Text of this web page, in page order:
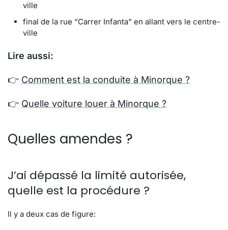
ville
final de la rue “Carrer Infanta” en allant vers le centre-
ville
Lire aussi:
👉 Comment est la conduite à Minorque ?
👉 Quelle voiture louer à Minorque ?
Quelles amendes ?
J’ai dépassé la limité autorisée,
quelle est la procédure ?
Il y a deux cas de figure: